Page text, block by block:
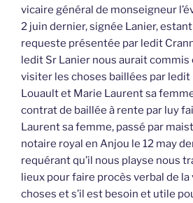
vicaire général de monseigneur
2 juin dernier, signée Lanier, estant
requeste présentée par ledit
ledit Sr Lanier nous aurait
visiter les choses baillées par ledit
Louault et Marie Laurent sa
contrat de baillée à rente par luy
Laurent sa femme, passé par
notaire royal en Anjou le 12 may
requérant qu’il nous playse nous
lieux pour faire procès verbal de
choses et s’il est besoin et utile